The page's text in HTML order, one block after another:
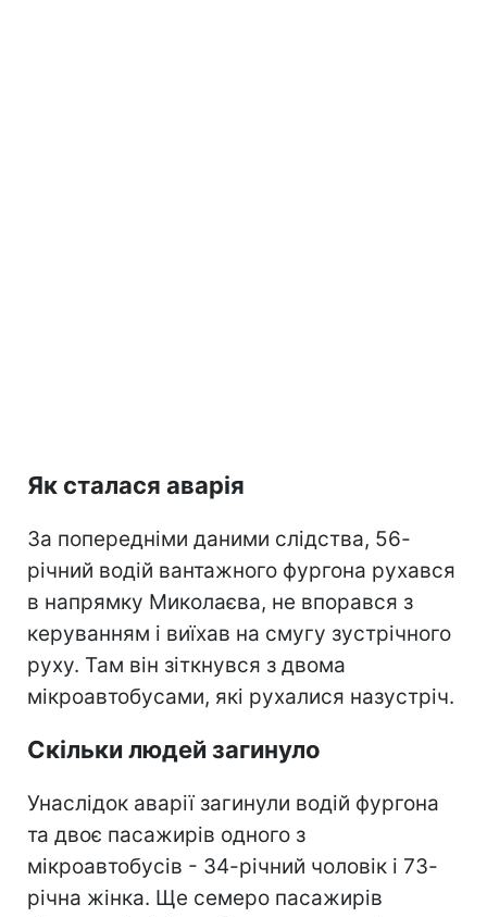
Як сталася аварія
За попередніми даними слідства, 56-
річний водій вантажного фургона рухався
в напрямку Миколаєва, не впорався з
керуванням і виїхав на смугу зустрічного
руху. Там він зіткнувся з двома
мікроавтобусами, які рухалися назустріч.
Скільки людей загинуло
Унаслідок аварії загинули водій фургона
та двоє пасажирів одного з
мікроавтобусів - 34-річний чоловік і 73-
річна жінка. Ще семеро пасажирів